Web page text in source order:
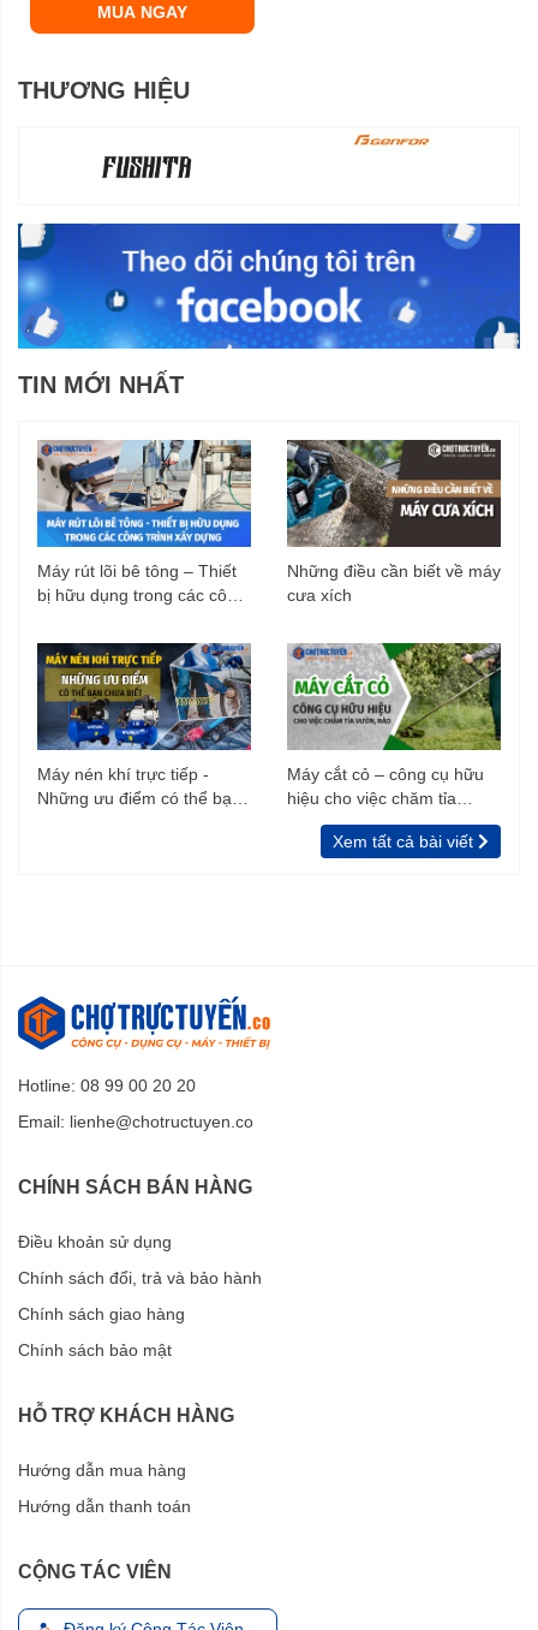
MUA NGAY
THƯƠNG HIỆU
TIN MỚI NHẤT
Máy rút lõi bê tông – Thiết
bị hữu dụng trong các công
Những điều cần biết về máy
cưa xích
Máy nén khí trực tiếp -
Những ưu điểm có thể bạn
Máy cắt cỏ – công cụ hữu
hiệu cho việc chăm tỉa
vườn, rào
Xem tất cả bài viết
Hotline: 08 99 00 20 20
Email: lienhe@chotructuyen.co
CHÍNH SÁCH BÁN HÀNG
Điều khoản sử dụng
Chính sách đổi, trả và bảo hành
Chính sách giao hàng
Chính sách bảo mật
HỖ TRỢ KHÁCH HÀNG
Hướng dẫn mua hàng
Hướng dẫn thanh toán
CỘNG TÁC VIÊN